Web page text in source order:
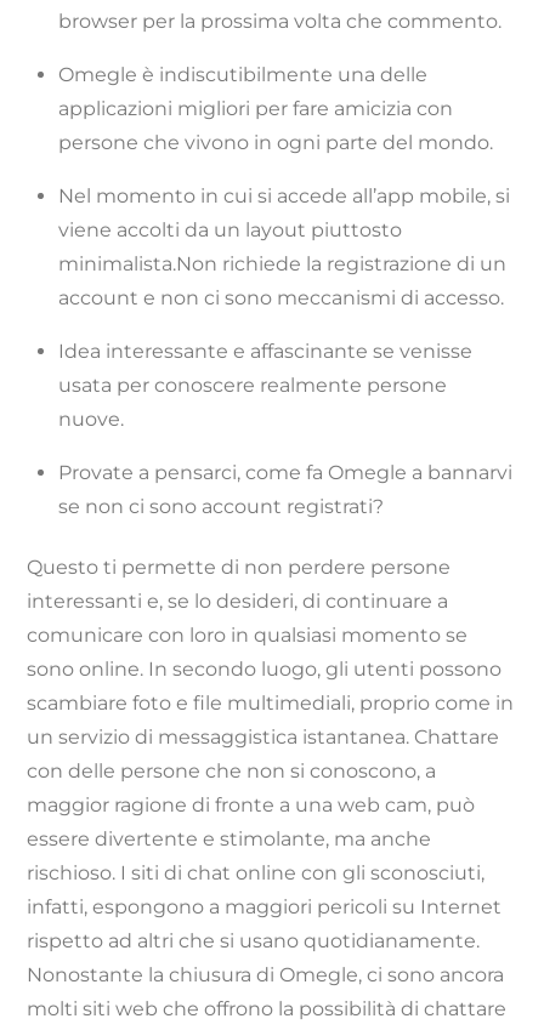
browser per la prossima volta che commento.
Omegle è indiscutibilmente una delle
applicazioni migliori per fare amicizia con
persone che vivono in ogni parte del mondo.
Nel momento in cui si accede all’app mobile, si
viene accolti da un layout piuttosto
minimalista.Non richiede la registrazione di un
account e non ci sono meccanismi di accesso.
Idea interessante e affascinante se venisse
usata per conoscere realmente persone
nuove.
Provate a pensarci, come fa Omegle a bannarvi
se non ci sono account registrati?
Questo ti permette di non perdere persone
interessanti e, se lo desideri, di continuare a
comunicare con loro in qualsiasi momento se
sono online. In secondo luogo, gli utenti possono
scambiare foto e file multimediali, proprio come in
un servizio di messaggistica istantanea. Chattare
con delle persone che non si conoscono, a
maggior ragione di fronte a una web cam, può
essere divertente e stimolante, ma anche
rischioso. I siti di chat online con gli sconosciuti,
infatti, espongono a maggiori pericoli su Internet
rispetto ad altri che si usano quotidianamente.
Nonostante la chiusura di Omegle, ci sono ancora
molti siti web che offrono la possibilità di chattare